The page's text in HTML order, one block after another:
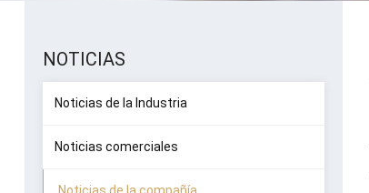
NOTICIAS
Noticias de la Industria
Noticias comerciales